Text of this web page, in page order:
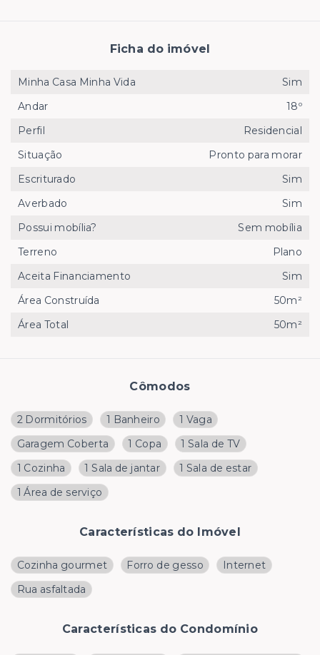
Cômodos
2 Dormitórios 1 Banheiro
1 Vaga
Garagem Coberta
1 Copa
1 Sala de TV
1 Cozinha
1 Sala de jantar
1 Sala de estar
1 Área de serviço
Características do Imóvel
Cozinha gourmet Forro de gesso
Internet
Rua asfaltada
Características do Condomínio
Ficha do imóvel
Minha Casa Minha Vida
Sim
Andar
18º
Perfil
Residencial
Situação
Pronto para morar
Escriturado
Sim
Averbado
Sim
Possui mobília?
Sem mobília
Terreno
Plano
Aceita Financiamento
Sim
Área Construída
50m²
Área Total
50m²